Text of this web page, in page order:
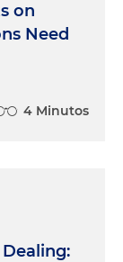
on
Need
4 Minutos